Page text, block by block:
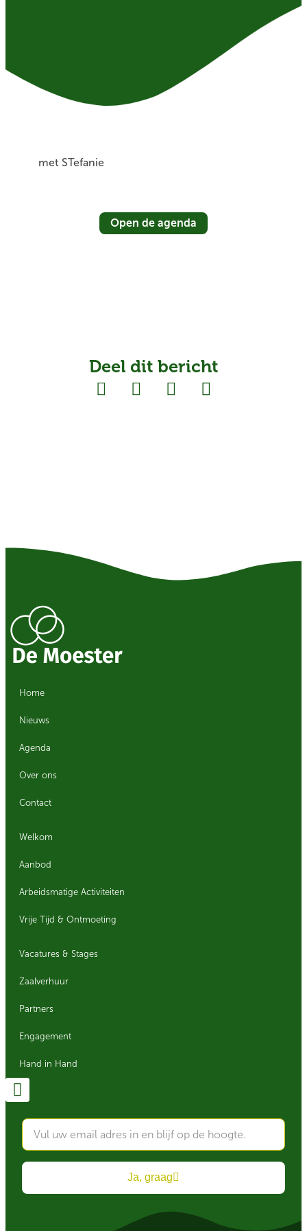
met STefanie
Open de agenda
Deel dit bericht
Home
Nieuws
Agenda
Over ons
Contact
Welkom
Aanbod
Arbeidsmatige Activiteiten
Vrije Tijd & Ontmoeting
Vacatures & Stages
Zaalverhuur
Partners
Engagement
Hand in Hand
Ja, graag